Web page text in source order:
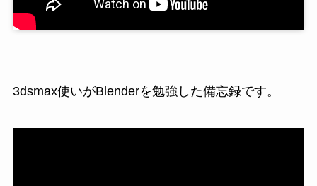
3dsmax使いがBlenderを勉強した備忘録です。